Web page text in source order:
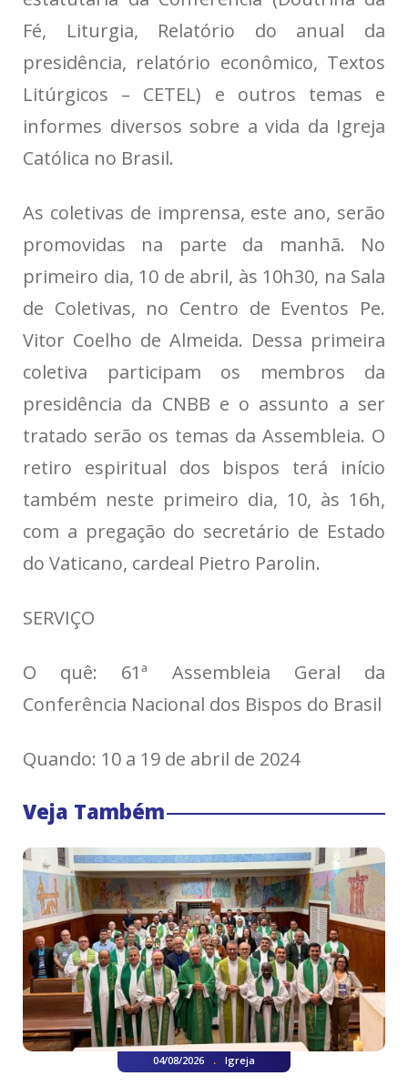
Fé, Liturgia, Relatório do anual da
presidência, relatório econômico, Textos
Litúrgicos – CETEL) e outros temas e
informes diversos sobre a vida da Igreja
Católica no Brasil.
As coletivas de imprensa, este ano, serão
promovidas na parte da manhã. No
primeiro dia, 10 de abril, às 10h30, na Sala
de Coletivas, no Centro de Eventos Pe.
Vitor Coelho de Almeida. Dessa primeira
coletiva participam os membros da
presidência da CNBB e o assunto a ser
tratado serão os temas da Assembleia. O
retiro espiritual dos bispos terá início
também neste primeiro dia, 10, às 16h,
com a pregação do secretário de Estado
do Vaticano, cardeal Pietro Parolin.
SERVIÇO
O quê: 61ª Assembleia Geral da
Conferência Nacional dos Bispos do Brasil
Quando: 10 a 19 de abril de 2024
Veja Também
04/08/2026 . Igreja